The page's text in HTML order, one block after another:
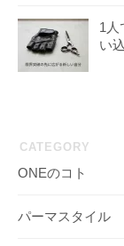
1人
い
CATEGORY
ONEのコト
パーマスタイル